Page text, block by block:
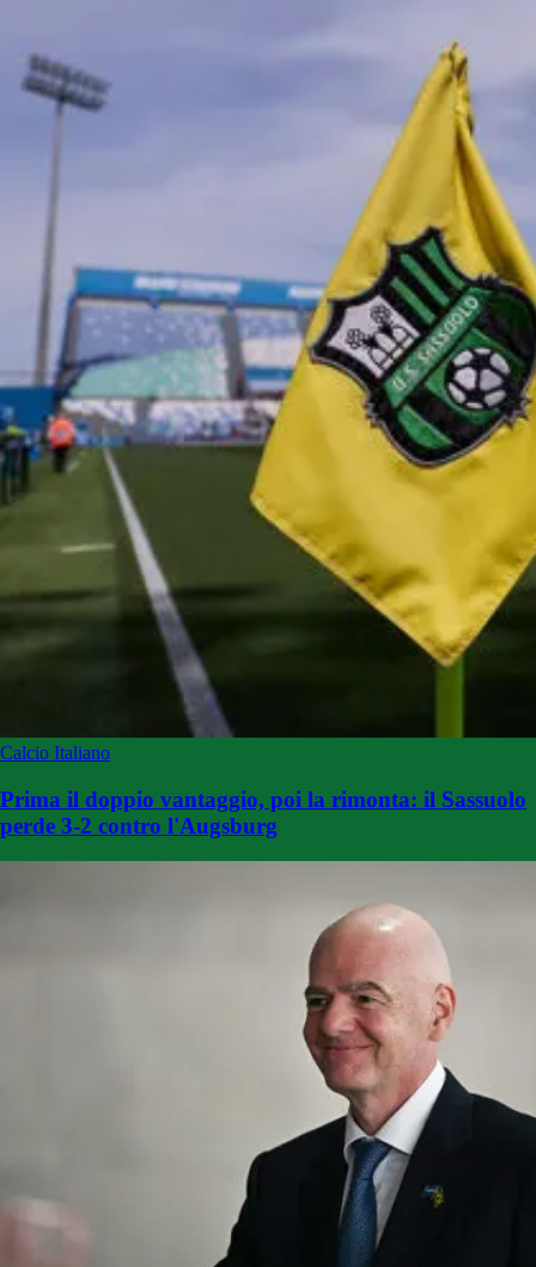
Calcio Italiano
Prima il doppio vantaggio, poi la rimonta: il Sassuolo
perde 3-2 contro l'Augsburg